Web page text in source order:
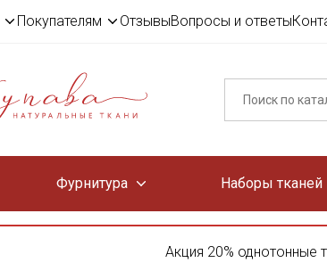
Покупателям ОтзывыВопросы и ответы
Фурнитура Наборы тканей
Акция 20% однотонные